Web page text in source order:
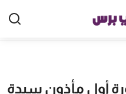
رجال.. نورة أول مأذون سيدة